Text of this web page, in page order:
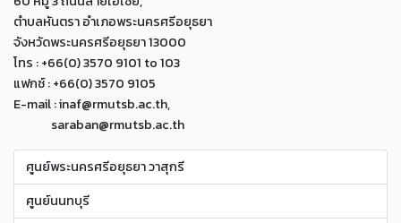
ตำบลหันตรา อำเภอพระนครศรีอยุธยา
จังหวัดพระนครศรีอยุธยา 13000
โทร : +66(0) 3570 9101 to 103
แฟกซ์ : +66(0) 3570 9105
E-mail : inaf@rmutsb.ac.th,
saraban@rmutsb.ac.th
ศูนย์พระนครศรีอยุธยา วาสุกรี
ศูนย์นนทบุรี